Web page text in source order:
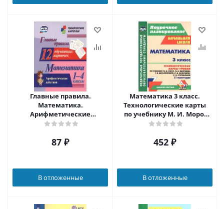
Главные правила.
Математика.
Арифметические
действия. 1-4 класс 12
87 ₽
В отложенные
Математика 3 класс.
Технологические карты
по учебнику М. И. Моро.
УМК "Школа России" II
452 ₽
В отложенные